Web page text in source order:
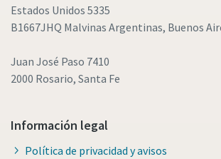
Estados Unidos 5335
B1667JHQ Malvinas Argentinas, Buenos
Juan José Paso 7410
2000 Rosario, Santa Fe
Información legal
Política de privacidad y avisos